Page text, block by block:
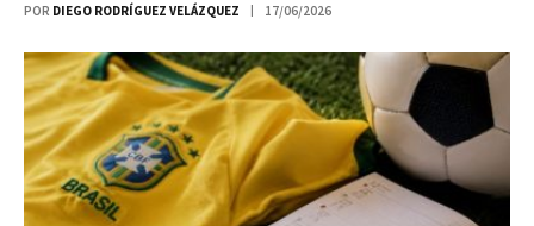
POR DIEGO RODRÍGUEZ VELÁZQUEZ 17/06/2026